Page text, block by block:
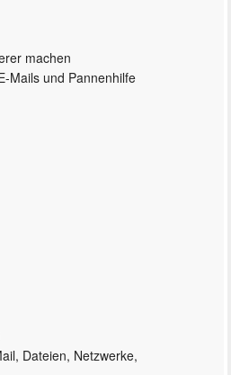
machen
Mails und Pannenhilfe
Dateien, Netzwerke,